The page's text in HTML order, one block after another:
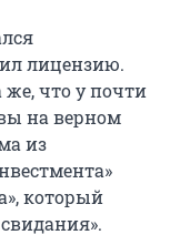
лицензию.
что у почти
на верном
из
который